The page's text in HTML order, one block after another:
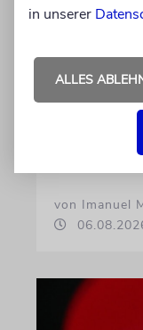
Mit einem
Stimmung.
Staat, die
von Imanuel
in unserer
ALLES